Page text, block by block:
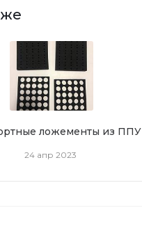
ложементы из ППУ
24 апр 2023